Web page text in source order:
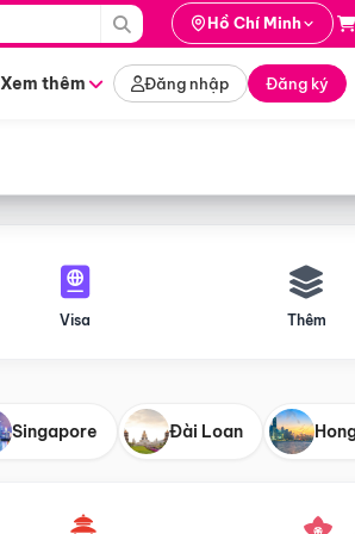
Hồ Chí Minh
Xem thêm Đăng nhập Đăng ký
Tìm
Visa Thêm
Singapore Đài Loan